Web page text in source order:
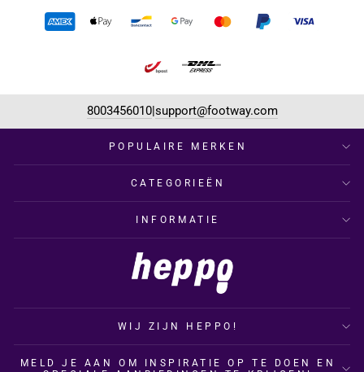
8003456010| support@footway.com
POPULAIRE MERKEN
CATEGORIEËN
INFORMATIE
WIJ ZIJN HEPPO!
MELD JE AAN OM INSPIRATIE OP TE DOEN EN